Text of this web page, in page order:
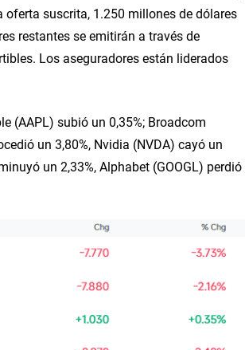
oferta suscrita, 1.250 millones de dólares
restantes se emitirán a través de
Los aseguradores están liderados
(AAPL) subió un 0,35%; Broadcom
un 3,80%, Nvidia (NVDA) cayó un
un 2,33%, Alphabet (GOOGL) perdió